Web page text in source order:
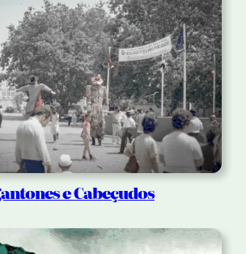
e Cabeçudos